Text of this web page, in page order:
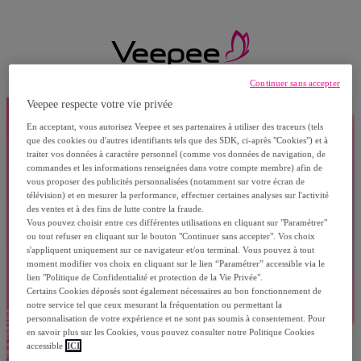
Veepee respecte votre vie privée
En acceptant, vous autorisez Veepee et ses partenaires à utiliser des traceurs (tels
que des cookies ou d'autres identifiants tels que des SDK, ci-après "Cookies") et à
traiter vos données à caractère personnel (comme vos données de navigation, de
commandes et les informations renseignées dans votre compte membre) afin de
vous proposer des publicités personnalisées (notamment sur votre écran de
télévision) et en mesurer la performance, effectuer certaines analyses sur l'activité
des ventes et à des fins de lutte contre la fraude.
Vous pouvez choisir entre ces différentes utilisations en cliquant sur "Paramétrer"
ou tout refuser en cliquant sur le bouton "Continuer sans accepter". Vos choix
s'appliquent uniquement sur ce navigateur et/ou terminal. Vous pouvez à tout
moment modifier vos choix en cliquant sur le lien “Paramétrer” accessible via le
lien "Politique de Confidentialité et protection de la Vie Privée".
Certains Cookies déposés sont également nécessaires au bon fonctionnement de
notre service tel que ceux mesurant la fréquentation ou permettant la
personnalisation de votre expérience et ne sont pas soumis à consentement. Pour
en savoir plus sur les Cookies, vous pouvez consulter notre Politique Cookies
accessible ICI
Continuer sans accepter